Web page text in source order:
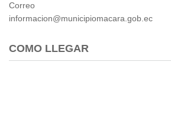
Correo
informacion@municipiomacara.gob.ec
COMO LLEGAR
Consulta Pago de Impuesto